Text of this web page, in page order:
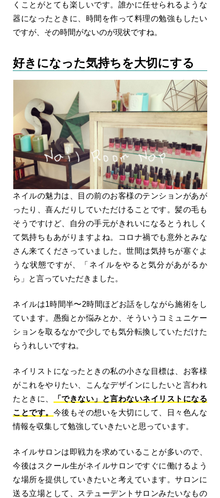
くことがとても楽しいです。誰かに任せられるような
器になったときに、時間を作って料理の勉強もしたい
ですが、その時間がないのが現状ですね。
好きになった気持ちを大切にする
ネイルの魅力は、目の前のお客様のテンションがあが
ったり、喜んだりしていただけることです。髪の毛も
そうですけど、自分の手元がきれいになるとうれしく
て気持ちもあがりますよね。コロナ禍でも意外とみな
さん来てくださっていました。世間は気持ちが塞ぐよ
うな状態ですが、「ネイルをやると気分があがるか
ら」と言っていただきました。
ネイルは1時間半〜2時間ほどお話をしながら施術をし
ています。愚痴とか悩みとか、そういうコミュニケー
ションを取るなかで少しでも気分転換していただけた
らうれしいですね。
ネイリストになったときの私の小さな目標は、お客様
がこれをやりたい、こんなデザインにしたいと言われ
たときに、
「できない」と言わないネイリストになる
ことです。 今後もその想いを大切にして、日々色んな
情報を収集して勉強していきたいと思っています。
ネイルサロンは即戦力を求めていることが多いので、
今後はスクール生がネイルサロンですぐに働けるよう
な場所を提供していきたいと考えています。サロンに
送る立場として、ステューデントサロンみたいなもの